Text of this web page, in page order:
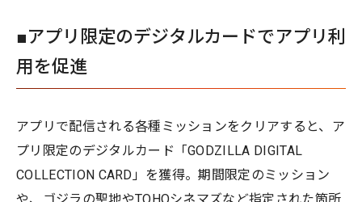
■アプリ限定のデジタルカードでアプリ利
用を促進
アプリで配信される各種ミッションをクリアすると、ア
プリ限定のデジタルカード「GODZILLA DIGITAL
COLLECTION CARD」を獲得。期間限定のミッション